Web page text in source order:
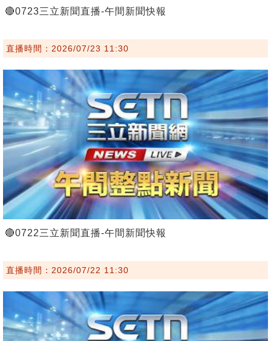
🔴0723三立新聞直播-午間新聞快報
直播時間：2026/07/23 11:30
🔴0722三立新聞直播-午間新聞快報
直播時間：2026/07/22 11:30